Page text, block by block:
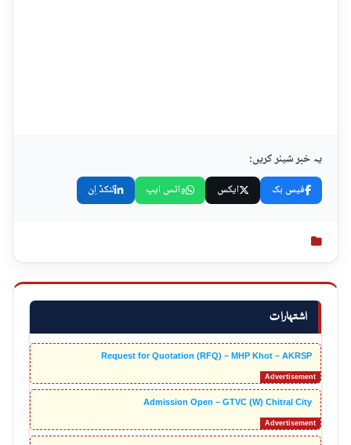
اشتہارات
Request for Quotation (RFQ) – MHP Khot – AKRSP
Admission Open – GTVC (W) Chitral City
یہ خبر شیئر کریں:
فیس بک ایکس واٹس ایپ لنکڈ اِن